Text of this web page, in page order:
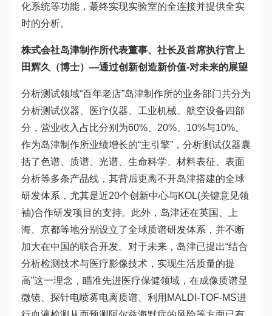
化系统等功能，蕞终实现实验室的全连接并提供全实
时的分析。
株式会社岛津制作所代表董事、社长及首席执行官上
田辉久（博士）—通过创新创造新价值-对未来的展望
分析测试领域“百年老店”岛津制作所的业务部门共分为
分析测试仪器、医疗仪器、工业机械、航空设备四部
分，营业收入占比分别为60%、20%、10%与10%。
作为岛津制作所业绩增长的“主引擎”，分析测试仪器囊
括了色谱、质谱、光谱、生命科学、材料表征、表面
分析等多条产品线，其背后更离不开岛津搭建的全球
研发体系，尤其是近20个创新中心与KOL(关键意见领
袖)合作研发项目的支持。此外，岛津还在英国、上
海、京都等地分别设立了全球质谱研发体系，并不断
加大在中国的联合开发。对于未来，岛津已提出“结合
分析检测技术与医疗影像技术，实现生活质量的提
高”这一理念，瞄准先进医疗保健领域，在成像质谱显
微镜、探针电喷雾电离质谱、利用MALDI-TOF-MS进